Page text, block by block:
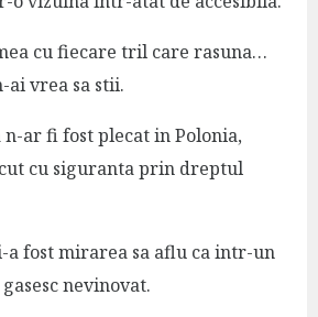
cu fiecare tril care rasuna…
ai vrea sa stii.
ar fi fost plecat in Polonia,
cu siguranta prin dreptul
a fost mirarea sa aflu ca intr-un
nevinovat.